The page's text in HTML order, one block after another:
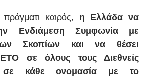
καιρός, η Ελλάδα να
Ενδιάμεση Συμφωνία με
των Σκοπίων και να θέσει
σε όλους τους Διεθνείς
σε κάθε ονομασία με το